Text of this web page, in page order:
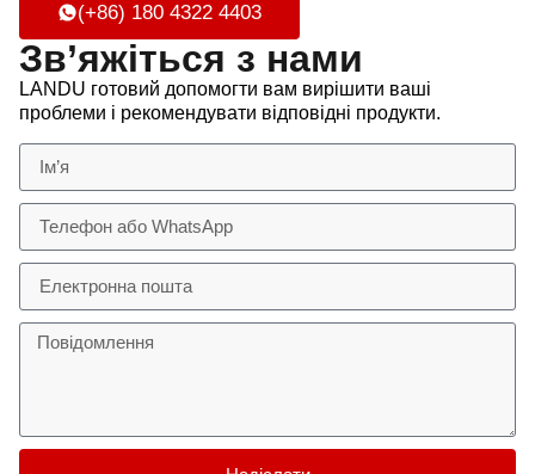
(+86) 180 4322 4403
Зв’яжіться з нами
LANDU готовий допомогти вам вирішити ваші
проблеми і рекомендувати відповідні продукти.